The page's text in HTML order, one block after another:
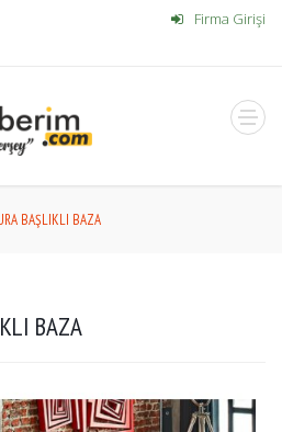
Firma Girişi
BAŞLIKLI BAZA
BAZA